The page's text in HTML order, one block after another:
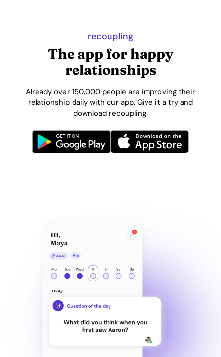
recoupling
The app for happy
relationships
Already over 150,000 people are improving their
relationship daily with our app. Give it a try and
download recoupling.